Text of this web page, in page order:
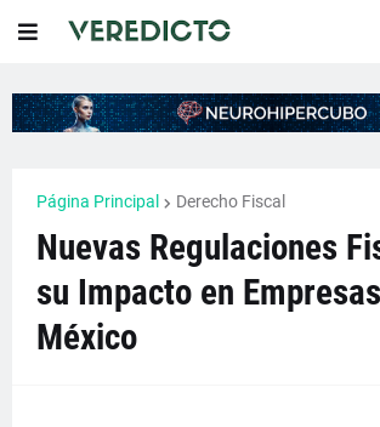
Página Principal Derecho Fiscal
Nuevas Regulaciones
su Impacto en
México